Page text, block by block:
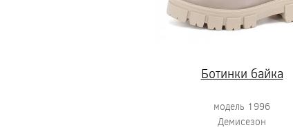
Ботинки байка
модель 1996
Демисезон